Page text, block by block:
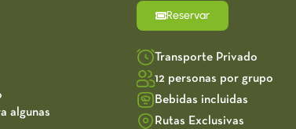
algunas
Reservar
Transporte Privado
12 personas por grupo
Bebidas incluidas
Rutas Exclusivas